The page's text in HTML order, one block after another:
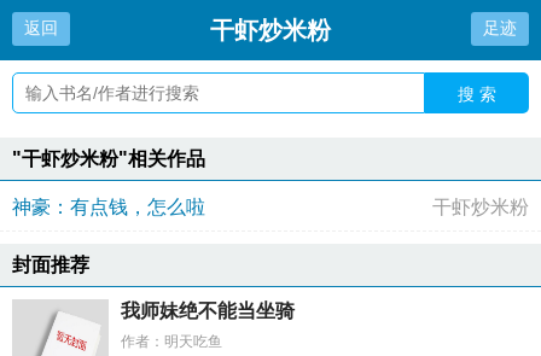
返回 干虾炒米粉 足迹
搜 索
"干虾炒米粉"相关作品
神豪：有点钱，怎么啦 干虾炒米粉
封面推荐
我师妹绝不能当坐骑
作者：明天吃鱼